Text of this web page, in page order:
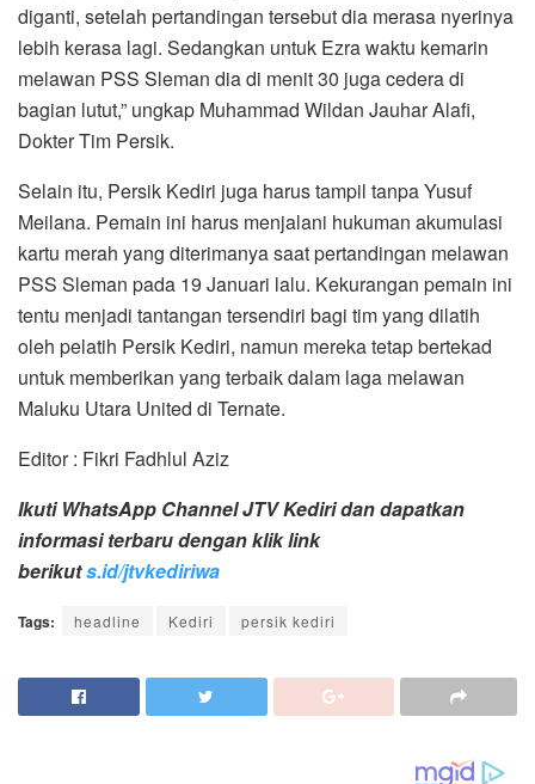
diganti, setelah pertandingan tersebut dia merasa nyerinya
lebih kerasa lagi. Sedangkan untuk Ezra waktu kemarin
melawan PSS Sleman dia di menit 30 juga cedera di
bagian lutut,” ungkap Muhammad Wildan Jauhar Alafi,
Dokter Tim Persik.
Selain itu, Persik Kediri juga harus tampil tanpa Yusuf
Meilana. Pemain ini harus menjalani hukuman akumulasi
kartu merah yang diterimanya saat pertandingan melawan
PSS Sleman pada 19 Januari lalu. Kekurangan pemain ini
tentu menjadi tantangan tersendiri bagi tim yang dilatih
oleh pelatih Persik Kediri, namun mereka tetap bertekad
untuk memberikan yang terbaik dalam laga melawan
Maluku Utara United di Ternate.
Editor : Fikri Fadhlul Aziz
Ikuti WhatsApp Channel JTV Kediri dan dapatkan
informasi terbaru dengan klik link
berikuts.id/jtvkediriwa
Tags: headline Kediri persik kediri